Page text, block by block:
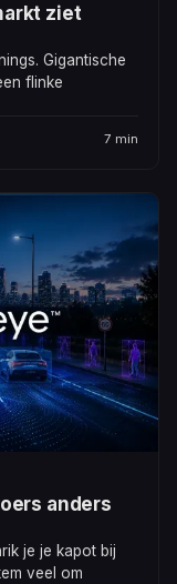
ziet
Gigantische
flinke
7 min
anders
je je kapot bij
veel om